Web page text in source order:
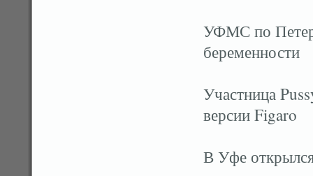
УФМС по
беременности
Участница
версии Figaro
В Уфе